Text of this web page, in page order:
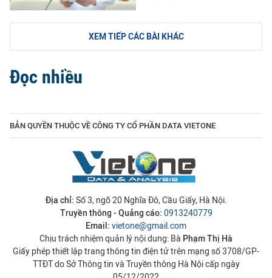
XEM TIẾP CÁC BÀI KHÁC
Đọc nhiều
BẢN QUYỀN THUỘC VỀ CÔNG TY CỔ PHẦN DATA VIETONE
Địa chỉ: Số 3, ngõ 20 Nghĩa Đô, Cầu Giấy, Hà Nội.
Truyền thông - Quảng cáo: 0913240779
Email: vietone@gmail.com
Chịu trách nhiệm quản lý nội dung: Bà Phạm Thị Hà
Giấy phép thiết lập trang thông tin điện tử trên mạng số 3708/GP-
TTĐT do Sở Thông tin và Truyền thông Hà Nội cấp ngày